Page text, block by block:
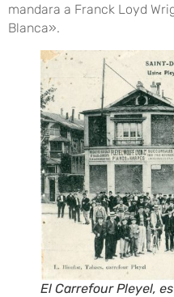
mandara a Franck Loyd
Blanca».
El Carrefour Pleyel,